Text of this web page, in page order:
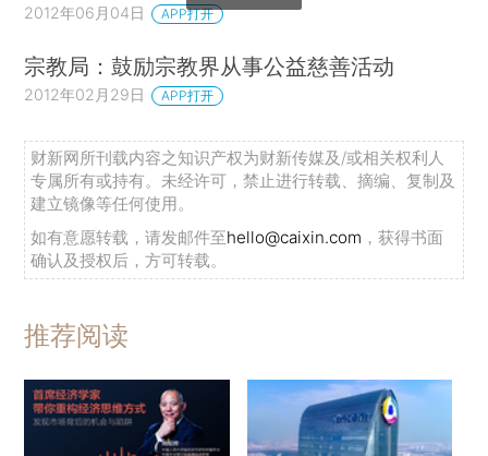
2012年06月04日 APP打开
宗教局：鼓励宗教界从事公益慈善活动
2012年02月29日 APP打开
财新网所刊载内容之知识产权为财新传媒及/或相关权利人
专属所有或持有。未经许可，禁止进行转载、摘编、复制及
建立镜像等任何使用。
如有意愿转载，请发邮件至hello@caixin.com ，获得书面
确认及授权后，方可转载。
推荐阅读